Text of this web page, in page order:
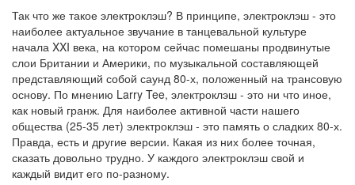
Так что же такое электроклэш? В принципе, электроклэш - это
наиболее актуальное звучание в танцевальной культуре
начала XXI века, на котором сейчас помешаны продвинутые
слои Британии и Америки, по музыкальной составляющей
представляющий собой саунд 80-х, положенный на трансовую
основу. По мнению Larry Tee, электроклэш - это ни что иное,
как новый гранж. Для наиболее активной части нашего
общества (25-35 лет) электроклэш - это память о сладких 80-х.
Правда, есть и другие версии. Какая из них более точная,
сказать довольно трудно. У каждого электроклэш свой и
каждый видит его по-разному.